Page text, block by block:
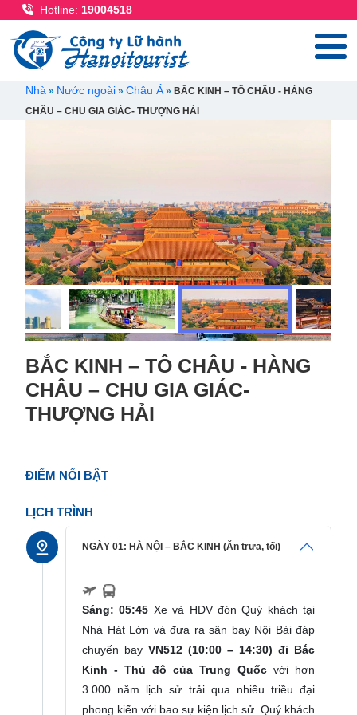
Hotline: 19004518
Breadcrumb
Nhà Nước ngoài Châu Á
BẮC KINH – TÔ CHÂU - HÀNG
CHÂU – CHU GIA GIÁC- THƯỢNG HẢI
BẮC KINH – TÔ CHÂU - HÀNG
CHÂU – CHU GIA GIÁC-
THƯỢNG HẢI
ĐIỂM NỔI BẬT
LỊCH TRÌNH
NGÀY 01: HÀ NỘI – BẮC KINH (Ăn trưa, tối)
Sáng: 05:45 Xe và HDV đón Quý khách tại
Nhà Hát Lớn và đưa ra sân bay Nội Bài đáp
chuyến bay VN512 (10:00 – 14:30) đi Bắc
Kinh - Thủ đô của Trung Quốc với hơn
3.000 năm lịch sử trải qua nhiều triều đại
phong kiến với bao sự kiện lịch sử. Quý khách